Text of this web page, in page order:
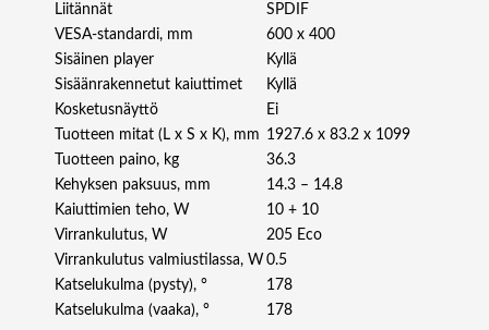
8
/
7
m
ä
ä
r
Liitännät
SPDIF
VESA-standardi, mm
600 x 400
Sisäinen player
Kyllä
Sisäänrakennetut kaiuttimet
Kyllä
Kosketusnäyttö
Ei
Tuotteen mitat (L x S x K), mm 1927.6 x 83.2 x 1099
Tuotteen paino, kg
36.3
Kehyksen paksuus, mm
14.3 – 14.8
Kaiuttimien teho, W
10 + 10
Virrankulutus, W
205 Eco
Virrankulutus valmiustilassa, W 0.5
Katselukulma (pysty), °
178
Katselukulma (vaaka), °
178